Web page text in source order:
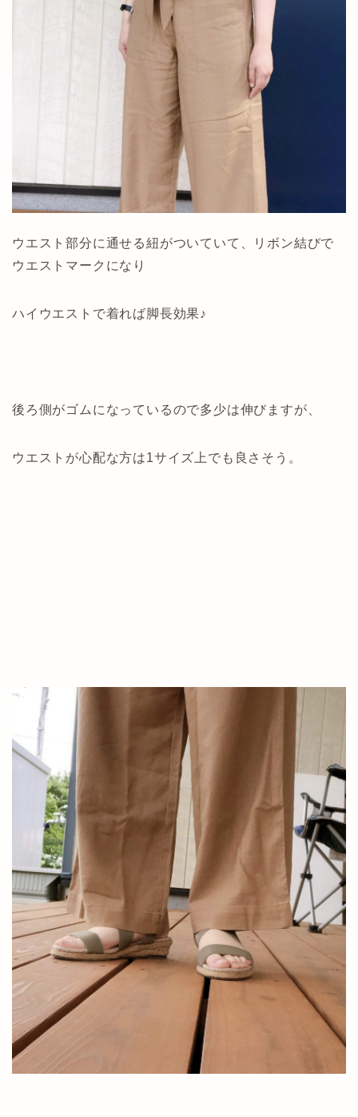
ウエスト部分に通せる紐がついていて、リボン結びで
ウエストマークになり
ハイウエストで着れば脚長効果♪
後ろ側がゴムになっているので多少は伸びますが、
ウエストが心配な方は1サイズ上でも良さそう。